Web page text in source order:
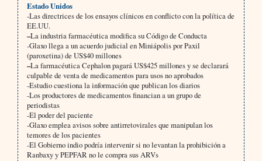
Estado Unidos
-Las directrices de los ensayos clínicos en conflicto con la política de
EE.UU.
–La industria farmacéutica modifica su Código de Conducta
-Glaxo llega a un acuerdo judicial en Miniápolis por Paxil
(paroxetina) de US$40 millones
–La farmacéutica Cephalon pagará US$425 millones y se declarará
culpable de venta de medicamentos para usos no aprobados
-Estudio cuestiona la información que publican los diarios
-Los productores de medicamentos financian a un grupo de
periodistas
-El poder del paciente
-Glaxo emplea avisos sobre antirretovirales que manipulan los
temores de los pacientes
-El Gobierno indio podría intervenir si no levantan la prohibición a
Ranbaxy y PEPFAR no le compra sus ARVs